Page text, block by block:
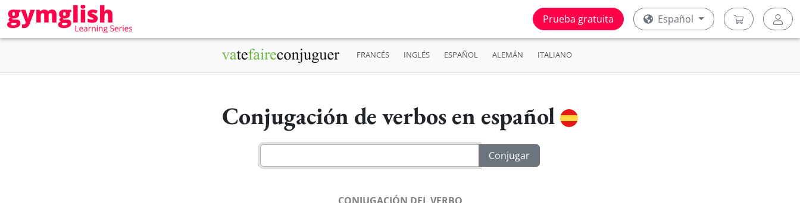
Prueba gratuita Español
FRANCÉS INGLÉS ESPAÑOL ALEMÁN ITALIANO
Conjugación de verbos en español